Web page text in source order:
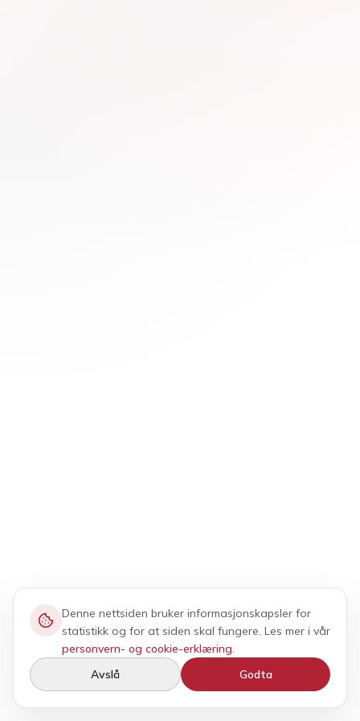
Denne nettsiden bruker informasjonskapsler for
statistikk og for at siden skal fungere. Les mer i vår
personvern- og cookie-erklæring.
Avslå
Godta